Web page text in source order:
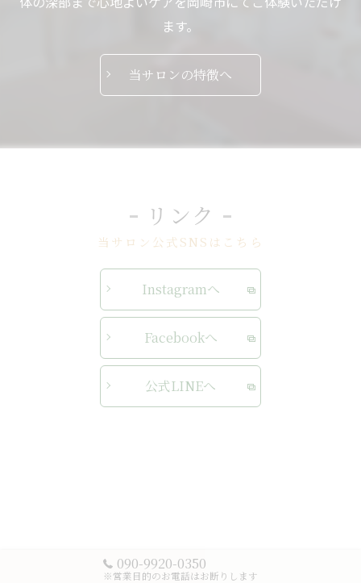
ます。
当サロンの特徴へ
当サロン公式SNSはこちら
リンク
Instagramへ
Facebookへ
公式LINEへ
090-9920-0350
※営業目的のお電話はお断りします